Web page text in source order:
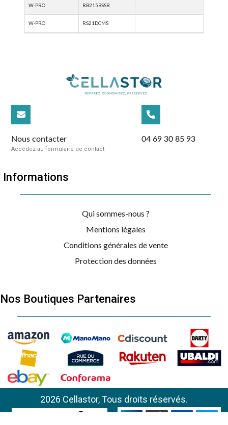
W-PRO 484000000513
Nous contacter
Accédez au formulaire de contact
04 69 30 85 93
Informations
Qui sommes-nous ?
Mentions légales
Conditions générales de vente
Protection des données
Nos Boutiques Partenaires
2026 Cellastor, Tous droits réservés.